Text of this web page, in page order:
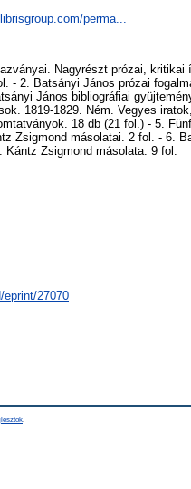
perma...
Nagyrészt prózai,
- 2. Batsányi János prózai
János bibliográfiai
1819-1829. Ném. Vegyes
18 db (21 fol.) - 5.
Zsigmond másolatai. 2 fol. - 6.
Kántz Zsigmond másolata. 9 fol.
27070